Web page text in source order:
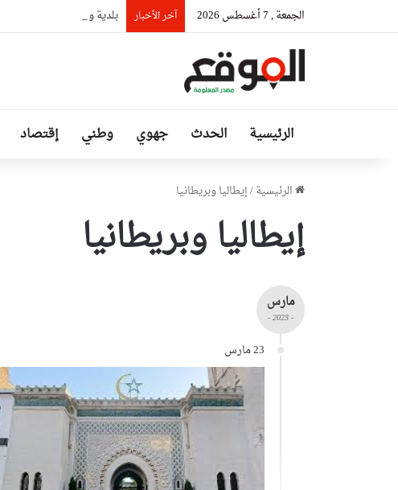
الجمعة , 7 أغسطس 2026 آخر الأخبار بلدية وهران تتجند غدا
الرئيسية الحدث جهوي وطني إقتصاد
الرئيسية/إيطاليا وبريطانيا
إيطاليا وبريطانيا
مارس
- 2023 -
23 مارس